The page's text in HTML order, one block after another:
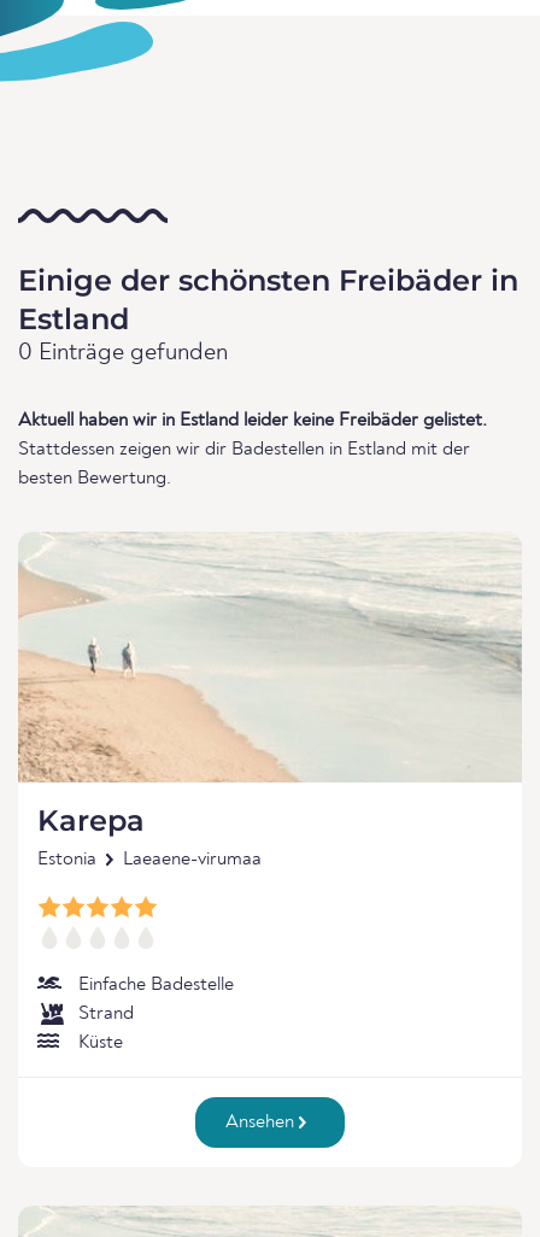
Einige der schönsten Freibäder in
Estland
0 Einträge gefunden
Aktuell haben wir in Estland leider keine Freibäder gelistet.
Stattdessen zeigen wir dir Badestellen in Estland mit der
besten Bewertung.
Karepa
Estonia Laeaene-virumaa
Einfache Badestelle
Strand
Küste
Ansehen